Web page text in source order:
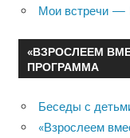
Мои встречи —
«ВЗРОСЛЕЕМ
ПРОГРАММА
Беседы с
«Взрослеем